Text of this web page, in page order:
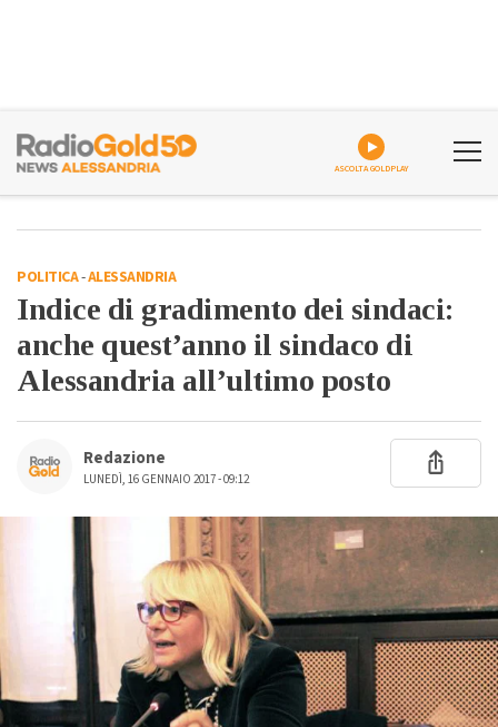
ASCOLTA GOLDPLAY
POLITICA-ALESSANDRIA
Indice di gradimento dei sindaci:
anche quest’anno il sindaco di
Alessandria all’ultimo posto
Redazione
LUNEDÌ, 16 GENNAIO 2017 - 09:12